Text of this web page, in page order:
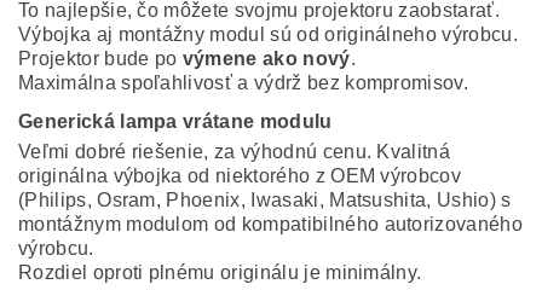
To najlepšie, čo môžete svojmu projektoru zaobstarať.
Výbojka aj montážny modul sú od originálneho výrobcu.
Projektor bude po výmene ako nový.
Maximálna spoľahlivosť a výdrž bez kompromisov.
Generická lampa vrátane modulu
Veľmi dobré riešenie, za výhodnú cenu. Kvalitná
originálna výbojka od niektorého z OEM výrobcov
(Philips, Osram, Phoenix, Iwasaki, Matsushita, Ushio) s
montážnym modulom od kompatibilného autorizovaného
výrobcu.
Rozdiel oproti plnému originálu je minimálny.